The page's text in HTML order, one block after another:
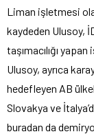
Liman işletmesi
kaydeden Ulusoy,
taşımacılığı yapan
Ulusoy, ayrıca
hedefleyen AB
Slovakya ve
buradan da